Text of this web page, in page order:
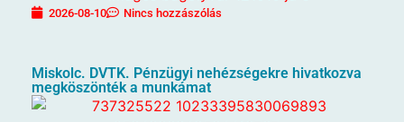
2026-08-10 Nincs hozzászólás
Miskolc. DVTK. Pénzügyi nehézségekre hivatkozva
megköszönték a munkámat